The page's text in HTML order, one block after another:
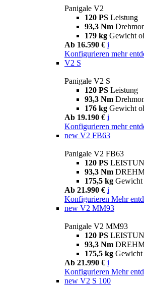
Panigale V2
120 PS Leistung
93,3 Nm
179 kg Gewicht
Ab 16.590 € i
Konfigurieren mehr
V2 S
Panigale V2 S
120 PS Leistung
93,3 Nm
176 kg Gewicht
Ab 19.190 € i
Konfigurieren mehr
new V2 FB63
Panigale V2 FB63
120 PS
93,3 Nm
175,5 kg
Ab 21.990 € i
Konfigurieren Mehr
new V2 MM93
Panigale V2 MM93
120 PS
93,3 Nm
175,5 kg
Ab 21.990 € i
Konfigurieren Mehr
new V2 S 100